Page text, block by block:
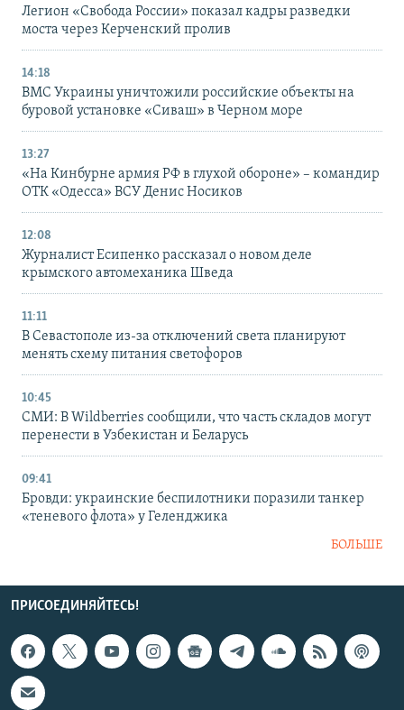
Легион «Свобода России» показал кадры разведки
моста через Керченский пролив
14:18
ВМС Украины уничтожили российские объекты на
буровой установке «Сиваш» в Черном море
13:27
«На Кинбурне армия РФ в глухой обороне» – командир
ОТК «Одесса» ВСУ Денис Носиков
12:08
Журналист Есипенко рассказал о новом деле
крымского автомеханика Шведа
11:11
В Севастополе из-за отключений света планируют
менять схему питания светофоров
10:45
СМИ: В Wildberries сообщили, что часть складов могут
перенести в Узбекистан и Беларусь
09:41
Бровди: украинские беспилотники поразили танкер
«теневого флота» у Геленджика
БОЛЬШЕ
ПРИСОЕДИНЯЙТЕСЬ!